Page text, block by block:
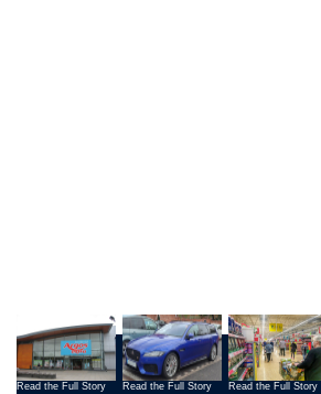
Read the Full Story Read the Full Story Read the Full Story